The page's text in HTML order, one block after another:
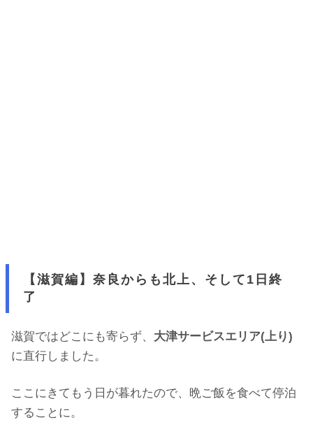
【滋賀編】奈良からも北上、そして1日終
了
滋賀ではどこにも寄らず、 大津サービスエリア(上り)
に直行しました。
ここにきてもう日が暮れたので、晩ご飯を食べて停泊
することに。